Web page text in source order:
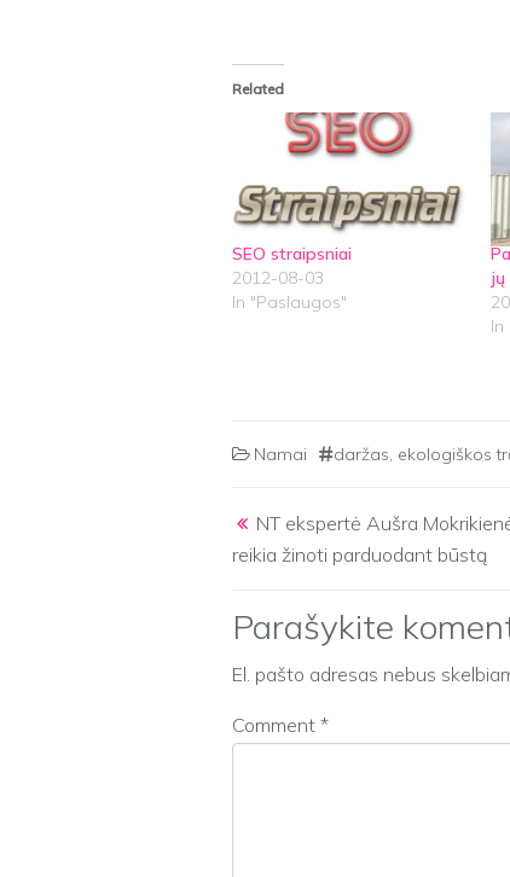
Related
SEO straipsniai
2012-08-03
In "Paslaugos"
jų
In
Namai daržas, ekologiškos
Post
NT ekspertė Aušra
reikia žinoti parduodant būstą
Parašykite
El. pašto adresas nebus
Comment *